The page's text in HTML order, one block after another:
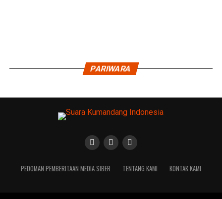
PARIWARA
PEDOMAN PEMBERITAAN MEDIA SIBER TENTANG KAMI KONTAK KAMI